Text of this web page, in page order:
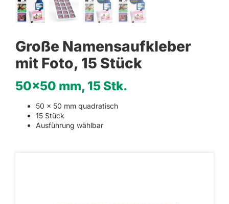
Große Namensaufkleber
mit Foto, 15 Stück
50×50 mm, 15 Stk.
50 x 50 mm quadratisch
15 Stück
Ausführung wählbar